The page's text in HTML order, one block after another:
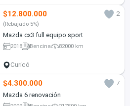
$12.800.000 2
(Rebajado 5%)
Mazda cx3 full equipo sport
2018 Bencina 82000 km
Curicó
$4.300.000
7
Mazda 6 renovación